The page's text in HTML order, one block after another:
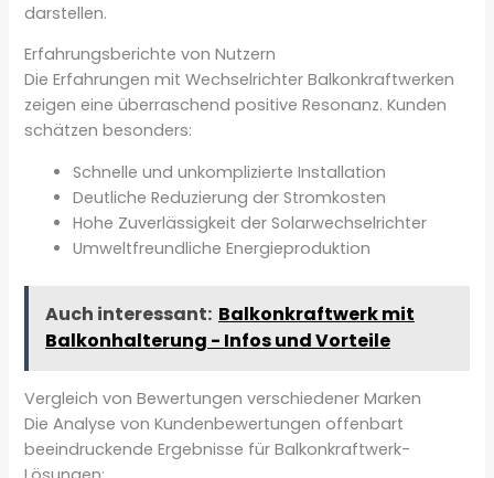
darstellen.
Erfahrungsberichte von Nutzern
Die Erfahrungen mit Wechselrichter Balkonkraftwerken
zeigen eine überraschend positive Resonanz. Kunden
schätzen besonders:
Schnelle und unkomplizierte Installation
Deutliche Reduzierung der Stromkosten
Hohe Zuverlässigkeit der Solarwechselrichter
Umweltfreundliche Energieproduktion
Auch interessant: Balkonkraftwerk mit
Balkonhalterung - Infos und Vorteile
Vergleich von Bewertungen verschiedener Marken
Die Analyse von Kundenbewertungen offenbart
beeindruckende Ergebnisse für Balkonkraftwerk-